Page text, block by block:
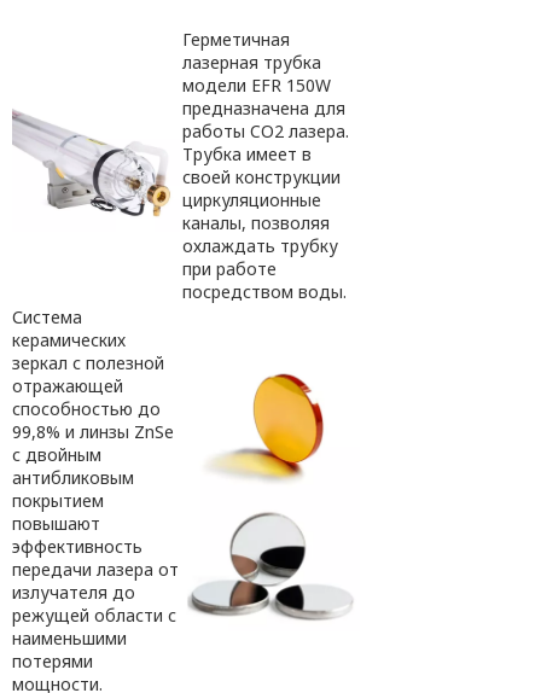
Герметичная
лазерная трубка
модели EFR 150W
предназначена для
работы CO2 лазера.
Трубка имеет в
своей конструкции
циркуляционные
каналы, позволяя
охлаждать трубку
при работе
посредством воды.
Система
керамических
зеркал с полезной
отражающей
способностью до
99,8% и линзы ZnSe
с двойным
антибликовым
покрытием
повышают
эффективность
передачи лазера от
излучателя до
режущей области с
наименьшими
потерями
мощности.